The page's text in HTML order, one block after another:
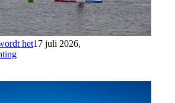
het17 juli 2026,